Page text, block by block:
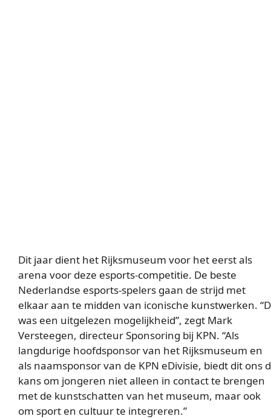
Dit jaar dient het Rijksmuseum voor het eerst als
arena voor deze esports-competitie. De beste
Nederlandse esports-spelers gaan de strijd met
elkaar aan te midden van iconische kunstwerken.
was een uitgelezen mogelijkheid”, zegt Mark
Versteegen, directeur Sponsoring bij KPN. “Als
langdurige hoofdsponsor van het Rijksmuseum en
als naamsponsor van de KPN eDivisie, biedt dit ons
kans om jongeren niet alleen in contact te brengen
met de kunstschatten van het museum, maar ook
om sport en cultuur te integreren.”